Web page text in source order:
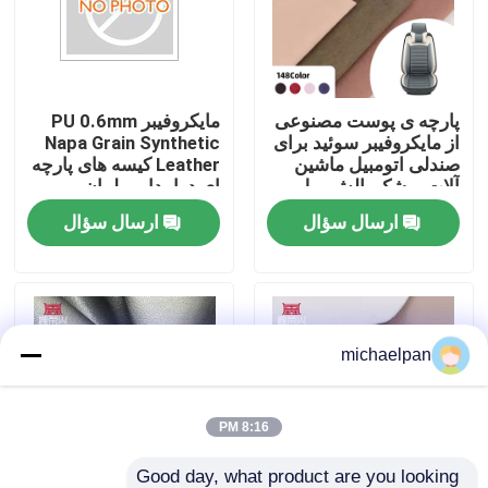
کارخانه تور
کنترل کیفیت
تماس با ما
پوست ساختگی PVC
مواد چرم مایکروفیبر
پارچه ی پوست مصنوعی
از مایکروفیبر سوئید برای
صندلی اتومبیل ماشین
آلات پوشک بالش مبل
کیف کیف پول کیف کیف
پول کفش های چند
منظوره برای پوشش
ارسال سؤال
مایکروفیبر PU 0.6mm
Napa Grain Synthetic
Leather کیسه های پارچه
ای دوامدار مبلمان
مبلمان کفش کیف پول
ماشین تزئینی صنایع
دستی در فضای باز
ارسال سؤال
michaelpan
8:16 PM
Good day, what product are you looking